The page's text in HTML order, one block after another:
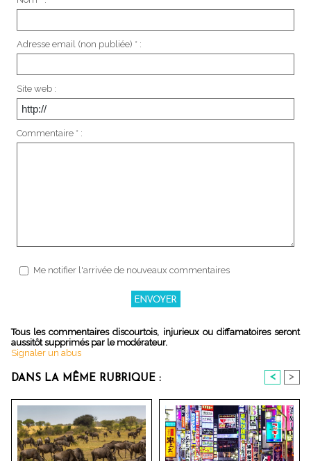
Adresse email (non publiée) * :
Site web :
Commentaire * :
Me notifier l'arrivée de nouveaux commentaires
Tous les commentaires discourtois, injurieux ou diffamatoires seront
aussitôt supprimés par le modérateur.
Signaler un abus
DANS LA MÊME RUBRIQUE : < >